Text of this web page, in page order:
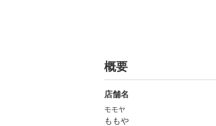
概要
店舗名
モモヤ
ももや